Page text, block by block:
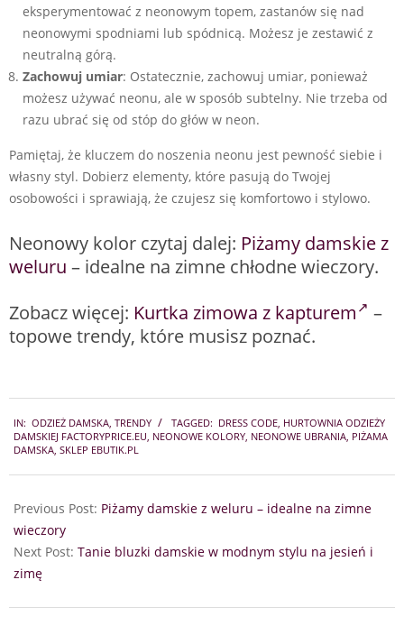
eksperymentować z neonowym topem, zastanów się nad
neonowymi spodniami lub spódnicą. Możesz je zestawić z
neutralną górą.
Zachowuj umiar: Ostatecznie, zachowuj umiar, ponieważ
możesz używać neonu, ale w sposób subtelny. Nie trzeba od
razu ubrać się od stóp do głów w neon.
Pamiętaj, że kluczem do noszenia neonu jest pewność siebie i
własny styl. Dobierz elementy, które pasują do Twojej
osobowości i sprawiają, że czujesz się komfortowo i stylowo.
Neonowy kolor czytaj dalej: Piżamy damskie z
weluru – idealne na zimne chłodne wieczory.
Zobacz więcej: Kurtka zimowa z kapturem
–
topowe trendy, które musisz poznać.
10-
18
IN: ODZIEŻ DAMSKA, TRENDY TAGGED: DRESS CODE, HURTOWNIA ODZIEŻY
DAMSKIEJ FACTORYPRICE.EU, NEONOWE KOLORY, NEONOWE UBRANIA, PIŻAMA
DAMSKA, SKLEP EBUTIK.PL
Previous Post: Piżamy damskie z weluru – idealne na zimne
wieczory
Next Post: Tanie bluzki damskie w modnym stylu na jesień i
zimę